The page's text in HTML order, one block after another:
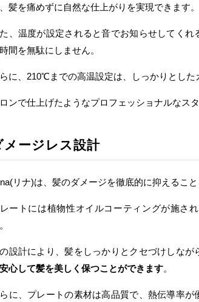
髪を痛めずに自然な仕上がりを実現できます。
、温度が設定されると音でお知らせしてく
間を無駄にしません。
に、210℃までの高温設定は、しっかりとした
ンで仕上げたようなプロフェッショナルなス
メージレス設計
リナ)は、髪のダメージを徹底的に抑えること
ートには植物性オイルコーティングが施さ
設計により、髪をしっかりとクセづけしなが
心して髪を美しく保つことができます。
に、プレートの素材は高品質で、熱伝導率